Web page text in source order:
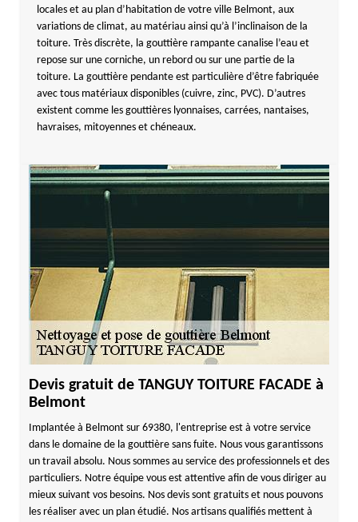
locales et au plan d’habitation de votre ville Belmont, aux
variations de climat, au matériau ainsi qu’à l’inclinaison de la
toiture. Très discrète, la gouttière rampante canalise l’eau et
repose sur une corniche, un rebord ou sur une partie de la
toiture. La gouttière pendante est particulière d’être fabriquée
avec tous matériaux disponibles (cuivre, zinc, PVC). D’autres
existent comme les gouttières lyonnaises, carrées, nantaises,
havraises, mitoyennes et chéneaux.
Devis gratuit de TANGUY TOITURE FACADE à
Belmont
Implantée à Belmont sur 69380, l'entreprise est à votre service
dans le domaine de la gouttière sans fuite. Nous vous garantissons
un travail absolu. Nous sommes au service des professionnels et des
particuliers. Notre équipe vous est attentive afin de vous diriger au
mieux suivant vos besoins. Nos devis sont gratuits et nous pouvons
les réaliser avec un plan étudié. Nos artisans qualifiés mettent à